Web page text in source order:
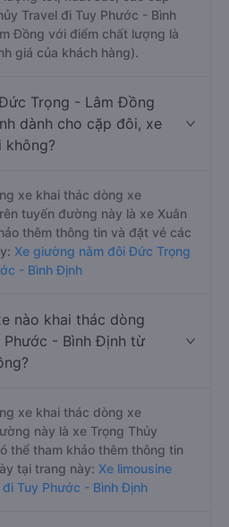
Travel đi Tuy Phước - Bình
Đồng với điểm chất lượng là
giá của khách hàng).
Trọng - Lâm Đồng
dành cho cặp đôi, xe
không?
xe khai thác dòng xe
tuyến đường này là xe Xuân
thêm thông tin và đặt vé các
Xe giường nằm đôi Đức Trọng
- Bình Định
nào khai thác dòng
Phước - Bình Định từ
xe khai thác dòng xe
này là xe Trọng Thủy
thể tham khảo thêm thông tin
tại trang này: Xe limousine
Tuy Phước - Bình Định